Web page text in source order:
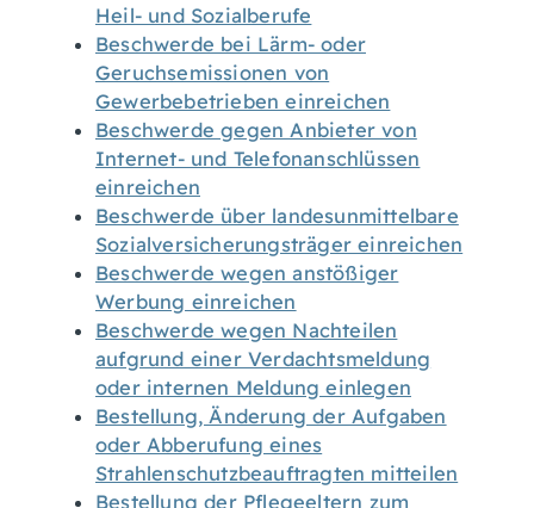
Heil- und Sozialberufe
Beschwerde bei Lärm- oder
Geruchsemissionen von
Gewerbebetrieben einreichen
Beschwerde gegen Anbieter von
Internet- und Telefonanschlüssen
einreichen
Beschwerde über landesunmittelbare
Sozialversicherungsträger einreichen
Beschwerde wegen anstößiger
Werbung einreichen
Beschwerde wegen Nachteilen
aufgrund einer Verdachtsmeldung
oder internen Meldung einlegen
Bestellung, Änderung der Aufgaben
oder Abberufung eines
Strahlenschutzbeauftragten mitteilen
Bestellung der Pflegeeltern zum